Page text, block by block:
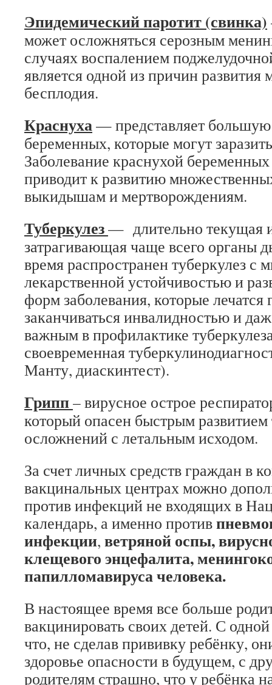
Эпидемический паротит (свинка)
может осложняться серозным
случаях воспалением
является одной из причин
бесплодия.
Краснуха— представляет большую
беременных, которые могут
Заболевание краснухой
приводит к развитию
выкидышам и мертворождениям.
Туберкулез— длительно текущая
затрагивающая чаще всего органы
время распространен туберкулез с
лекарственной устойчивостью и
форм заболевания, которые лечатся
заканчиваться инвалидностью и
важным в профилактике
своевременная
Манту, диаскинтест).
Грипп– вирусное острое
который опасен быстрым
осложнений с летальным исходом.
За счет личных средств граждан в
вакцинальных центрах можно
против инфекций не входящих в
календарь, а именно против
инфекции, ветряной оспы,
клещевого энцефалита,
папилломавируса человека.
В настоящее время все больше
вакцинировать своих детей. С
что, не сделав прививку ребёнку,
здоровье опасности в будущем, с
родителям страшно, что у ребёнка